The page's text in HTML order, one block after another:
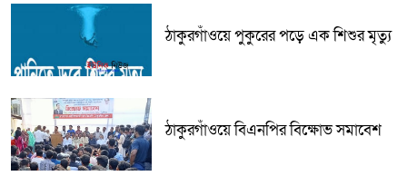
ঠাকুরগাঁওয়ে পুকুরের পড়ে এক শিশুর মৃত্যু
ঠাকুরগাঁওয়ে বিএনপির বিক্ষোভ সমাবেশ